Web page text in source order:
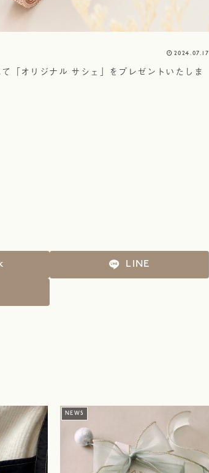
2024.07.17
「オリジナル サシェ」をプレゼントいたしま
LINE
NEWS